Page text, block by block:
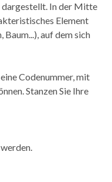
dargestellt. In der Mitte
Element
Baum...), auf dem sich
Codenummer, mit
Stanzen Sie Ihre